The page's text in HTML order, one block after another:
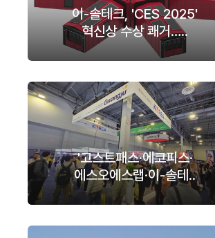
이-솔테크, 'CES 2025'
혁신상 수상 쾌거…..
'고스트패스·에코피스·
에스오에스랩·이-솔테..